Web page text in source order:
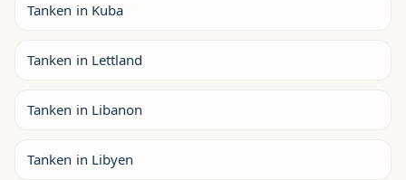
Tanken in Kuba
Tanken in Lettland
Tanken in Libanon
Tanken in Libyen